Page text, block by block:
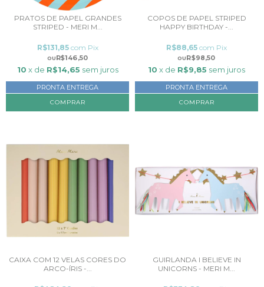
PRATOS DE PAPEL GRANDES
STRIPED - MERI M...
R$146,50
R$131,85 com Pix
10 x de R$14,65 sem juros
PRONTA ENTREGA
COPOS DE PAPEL STRIPED
HAPPY BIRTHDAY -...
R$98,50
R$88,65 com Pix
10 x de R$9,85 sem juros
PRONTA ENTREGA
CAIXA COM 12 VELAS CORES DO
ARCO-ÍRIS -...
GUIRLANDA I BELIEVE IN
UNICORNS - MERI M...